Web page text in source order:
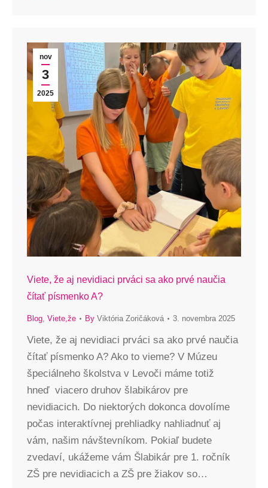
nov
3
2025
Viete, že aj nevidiaci prváci sa ako prvé naučia
čítať písmenko A?
Blog, Viete,že By Viktória Zoričáková 3. novembra 2025
Viete, že aj nevidiaci prváci sa ako prvé naučia
čítať písmenko A? Ako to vieme? V Múzeu
špeciálneho školstva v Levoči máme totiž
hneď viacero druhov šlabikárov pre
nevidiacich. Do niektorých dokonca dovolíme
počas interaktívnej prehliadky nahliadnuť aj
vám, našim návštevníkom. Pokiaľ budete
zvedaví, ukážeme vám Šlabikár pre 1. ročník
ZŠ pre nevidiacich a ZŠ pre žiakov so…